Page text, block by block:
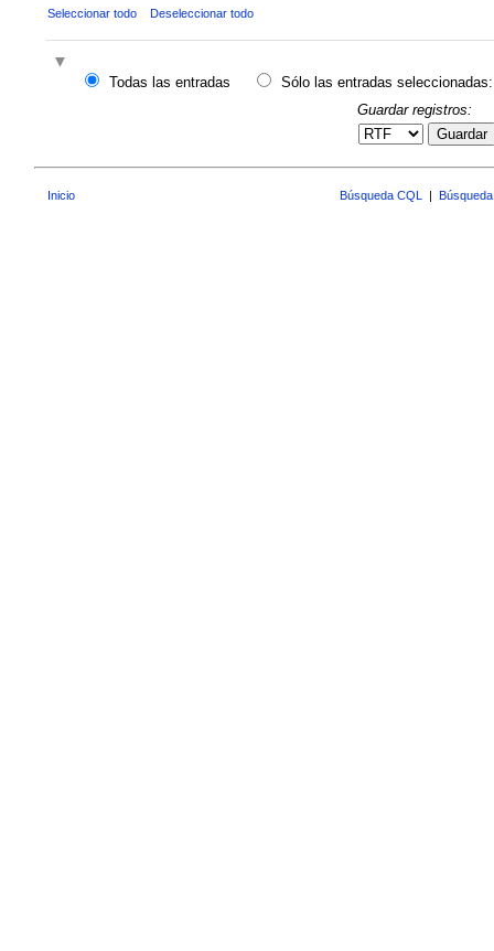
Seleccionar todo Deseleccionar todo
Todas las entradas
Sólo las entradas seleccionadas:
Guardar registros:
Guardar
Inicio Búsqueda CQL